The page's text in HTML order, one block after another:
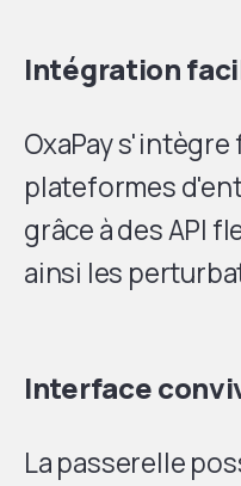
Intégration
OxaPay
plateformes
grâce à des API
ainsi les
Interface
La passerelle